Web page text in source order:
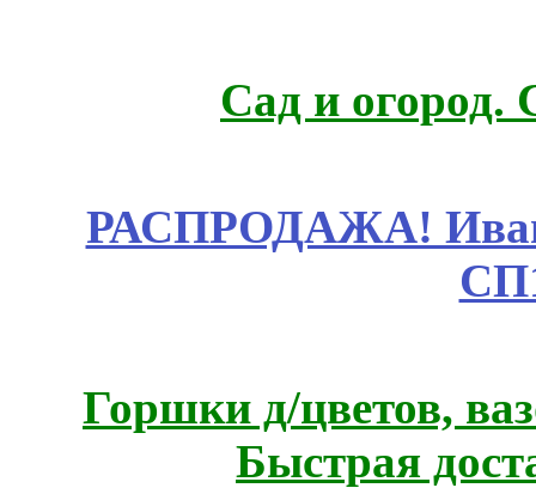
Сад и огород.
РАСПРОДАЖА!
Горшки д/цветов,
Быстрая